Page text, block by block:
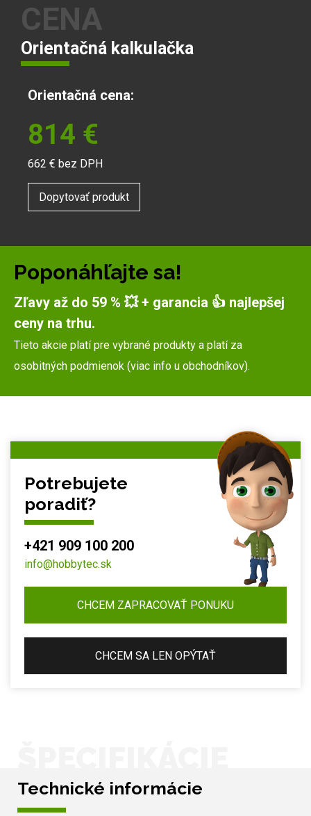
CENA
Orientačná kalkulačka
Orientačná cena:
814 €
662 € bez DPH
Dopytovať produkt
Poponáhľajte sa!
Zľavy až do 59 % 💥 + garancia 👍 najlepšej
ceny na trhu.
Tieto akcie platí pre vybrané produkty a platí za
osobitných podmienok (viac info u obchodníkov).
Potrebujete
poradiť?
+421 909 100 200
info@hobbytec.sk
CHCEM ZAPRACOVAŤ PONUKU
CHCEM SA LEN OPÝTAŤ
Technické informácie